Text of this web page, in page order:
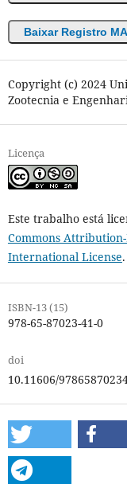
Baixar Registro
Copyright (c) 2024
Zootecnia e
Licença
Este trabalho está
Commons
International License.
ISBN-13 (15)
978-65-87023-41-0
doi
10.11606/